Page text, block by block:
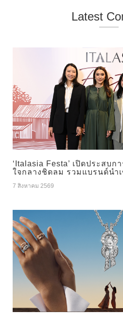
Latest
‘Italasia Festa’ เปิดประสบ
ใจกลางชิดลม รวมแบรนด์นำ
7 สิงหาคม 2569